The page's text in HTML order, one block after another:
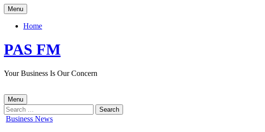
Skip
to
content
Menu
Home
PAS FM
Your Business Is Our Concern
Menu
Search
for:
Posted
Business News